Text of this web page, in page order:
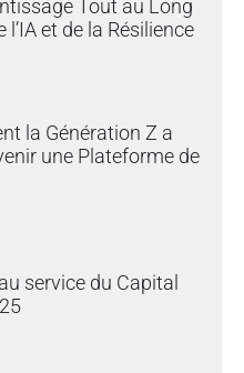
Tout au Long
l’IA et de la Résilience
la Génération Z a
une Plateforme de
service du Capital